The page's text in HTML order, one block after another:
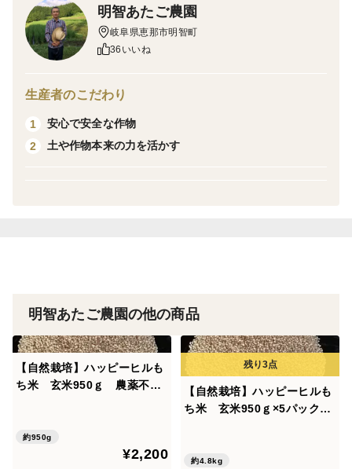
ください。
※500gレターパック発送の商品もございます。
1.5倍）
登録品種「おおまさり」と同等の極大粒で、甘みが強く
美味しさも抜群です。
低限に抑えて栽培しているため、ジャンボピーナッツ本
来の風味と甘味が引き出されており、食べるとその味の
良さにきっと驚かれると思います。
絶品ピーナッツ豆腐や極上ビーッナッツバターにもぜひ
明智あたご農園
岐阜県恵那市明智町
36いいね
生産者のこだわり
1
安心で安全な作物
2
土や作物本来の力を活かす
明智あたご農園の他の商品
【自然栽培】ハッピーヒルも
ち米 玄米950ｇ 農薬不使
送】
約950g
¥2,200
【自然栽培】ハッピーヒルも
ち米 玄米950ｇ×5パック
約4.8kg